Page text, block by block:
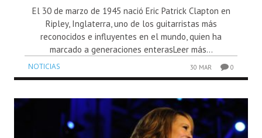
El 30 de marzo de 1945 nació Eric Patrick Clapton en
Ripley, Inglaterra, uno de los guitarristas más
reconocidos e influyentes en el mundo, quien ha
marcado a generaciones enterasLeer más...
NOTICIAS 30 MAR 0